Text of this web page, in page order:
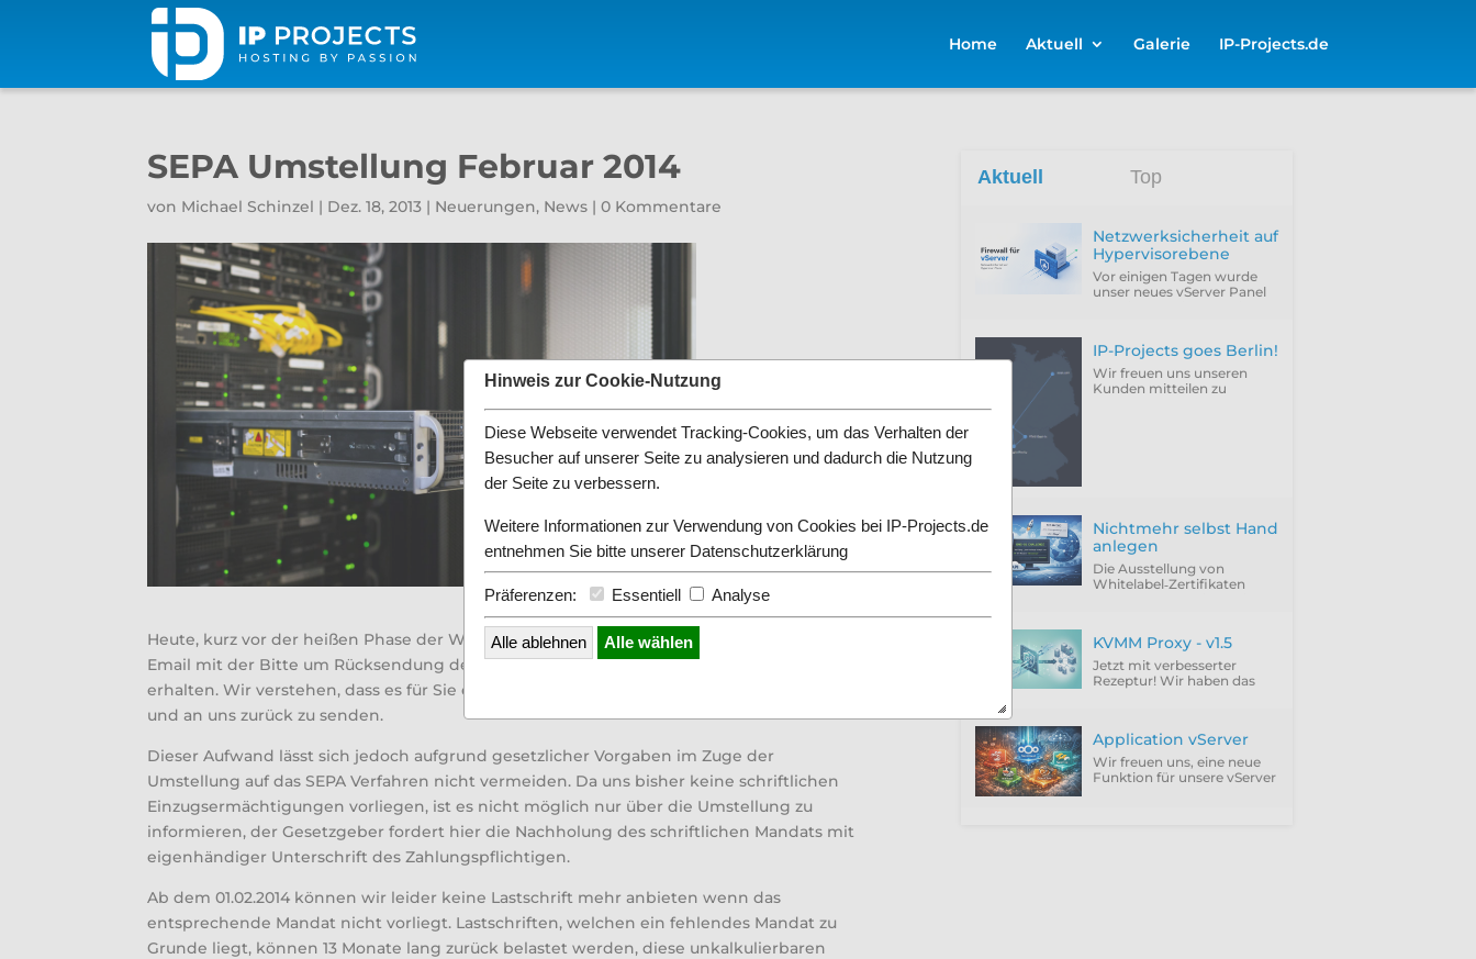
Home Aktuell Galerie IP-Projects.de
SEPA Umstellung Februar 2014
von Michael Schinzel | Dez. 18, 2013 | Neuerungen, News |0 Kommentare
Heute, kurz vor der heißen Phase der Weihnachtszeit haben alle unsere Kunden eine
Email mit der Bitte um Rücksendung des beiliegenden SEPA Lastschriftmandats
erhalten. Wir verstehen, dass es für Sie ein großer Aufwand ist diese Mandate zu prüfen
und an uns zurück zu senden.
Dieser Aufwand lässt sich jedoch aufgrund gesetzlicher Vorgaben im Zuge der
Umstellung auf das SEPA Verfahren nicht vermeiden. Da uns bisher keine schriftlichen
Einzugsermächtigungen vorliegen, ist es nicht möglich nur über die Umstellung zu
informieren, der Gesetzgeber fordert hier die Nachholung des schriftlichen Mandats mit
eigenhändiger Unterschrift des Zahlungspflichtigen.
Ab dem 01.02.2014 können wir leider keine Lastschrift mehr anbieten wenn das
entsprechende Mandat nicht vorliegt. Lastschriften, welchen ein fehlendes Mandat zu
Grunde liegt, können 13 Monate lang zurück belastet werden, diese unkalkulierbaren
Aktuell Top
Netzwerksicherheit auf
Hypervisorebene
Vor einigen Tagen wurde
unser neues vServer Panel
konfigurieren...
IP-Projects goes Berlin!
Wir freuen uns unseren
Kunden mitteilen zu
Nichtmehr selbst Hand
anlegen
Die Ausstellung von
Whitelabel‑Zertifikaten
der DNS‑01 Challenge
voraus.
KVMM Proxy - v1.5
Jetzt mit verbesserter
Rezeptur! Wir haben das
Application vServer
Wir freuen uns, eine neue
Funktion für unsere vServer
Hinweis zur Cookie-Nutzung
Diese Webseite verwendet Tracking-Cookies, um das Verhalten der
Besucher auf unserer Seite zu analysieren und dadurch die Nutzung
der Seite zu verbessern.
Weitere Informationen zur Verwendung von Cookies bei IP-Projects.de
entnehmen Sie bitte unserer Datenschutzerklärung
Präferenzen: Essentiell Analyse
Alle ablehnen Alle wählen